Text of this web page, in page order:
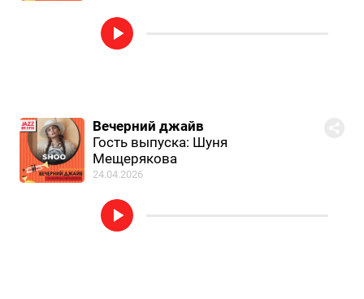
Вечерний джайв
Гость выпуска: Шуня
Мещерякова
24.04.2026